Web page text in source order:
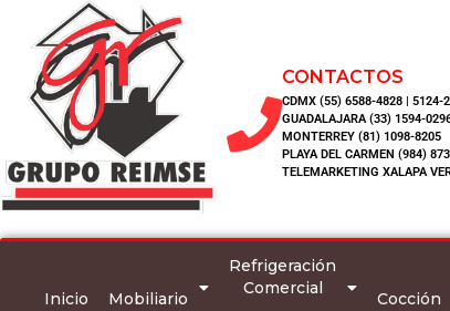
CONTACTOS
CDMX (55) 6588-4828 | 5124-
GUADALAJARA (33) 1594-
MONTERREY (81) 1098-8205
PLAYA DEL CARMEN (984)
TELEMARKETING XALAPA
Inicio Mobiliario
Refrigeración
Comercial
Cocción